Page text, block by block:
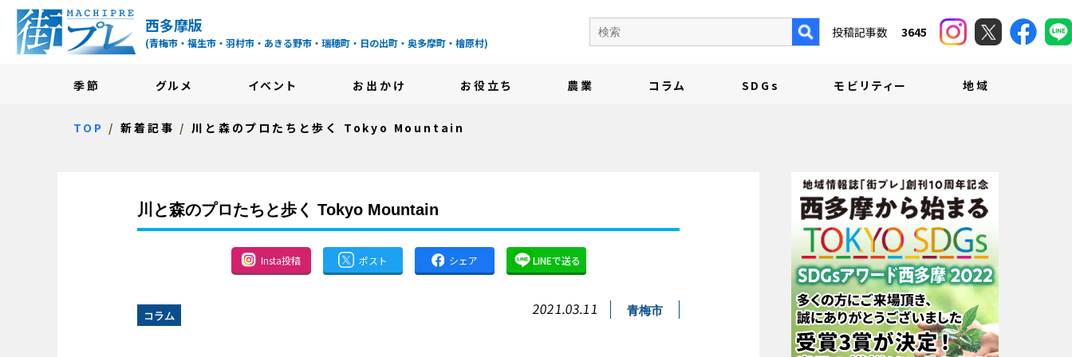
街プレ -東京・西多摩の地域情報サイト-
西多摩版
(青梅市・福生市・羽村市・あきる野市・瑞穂町・日の出町・奥多摩町・檜原村)
季節 グルメ イベント お出かけ お役立ち 農業 コラム SDGs モビリティー 地域
投稿記事数 3645
TOP 新着記事 川と森のプロたちと歩く Tokyo Mountain
川と森のプロたちと歩く Tokyo Mountain
Insta投稿 ポスト シェア LINEで送る
コラム 2021.03.11 青梅市